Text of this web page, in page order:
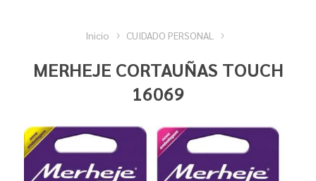
Inicio CUIDADO PERSONAL
MERHEJE CORTAUÑAS TOUCH
16069